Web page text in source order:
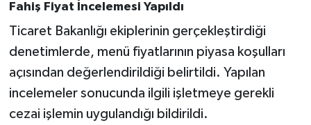
Fahiş Fiyat İncelemesi Yapıldı
Ticaret Bakanlığı ekiplerinin gerçekleştirdiği
denetimlerde, menü fiyatlarının piyasa koşulları
açısından değerlendirildiği belirtildi. Yapılan
incelemeler sonucunda ilgili işletmeye gerekli
cezai işlemin uygulandığı bildirildi.